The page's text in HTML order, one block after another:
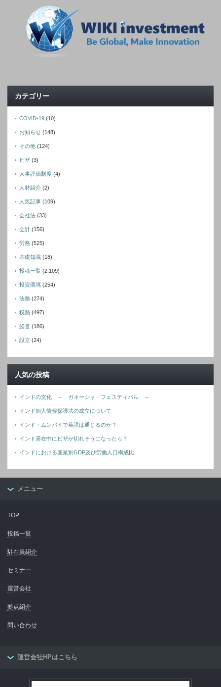
カテゴリー
COVID-19 (10)
お知らせ (148)
その他 (124)
ビザ (3)
人事評価制度 (4)
人材紹介 (2)
人気記事 (109)
会社法 (33)
会計 (156)
労務 (525)
基礎知識 (18)
投稿一覧 (2,109)
投資環境 (254)
法務 (274)
税務 (497)
経営 (186)
設立 (24)
人気の投稿
インドの文化 ～ ガネーシャ・フェスティバル ～
インド個人情報保護法の成立について
インド・ムンバイで英語は通じるのか？
インド滞在中にビザが切れそうになったら？
インドにおける産業別GDP及び労働人口構成比
メニュー
TOP
投稿一覧
駐在員紹介
セミナー
運営会社
拠点紹介
問い合わせ
運営会社HPはこちら